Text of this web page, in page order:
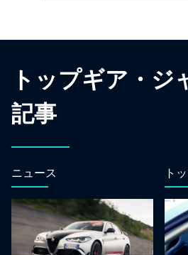
トップギア・ジ
記事
ニュース ト